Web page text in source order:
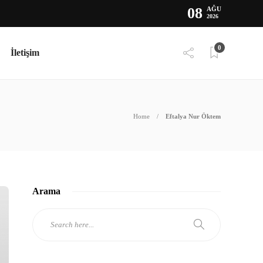
08 AĞU
2026
İletişim 0
Home Eftalya Nur Öktem
Arama